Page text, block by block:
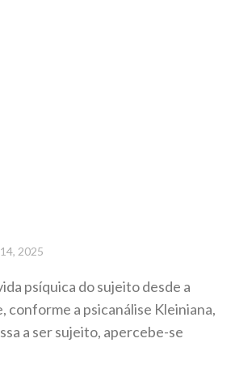
2025
psíquica do sujeito desde a
conforme a psicanálise Kleiniana,
a ser sujeito, apercebe-se